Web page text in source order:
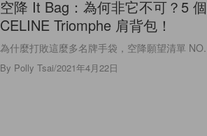
空降 It Bag：為何非它不可？5
CELINE Triomphe 肩背包！
為什麼打敗這麼多名牌手袋，空降願望清單
By Polly Tsai/2021年4月22日